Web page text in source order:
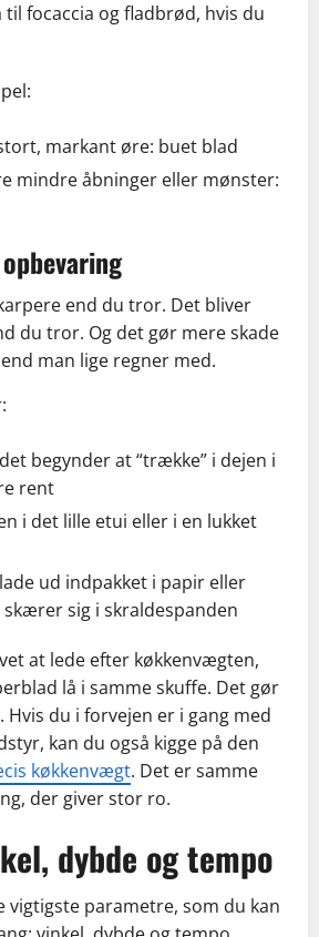
til focaccia og fladbrød, hvis du
markant øre: buet blad
mindre åbninger eller mønster:
end du tror. Det bliver
du tror. Og det gør mere skade
man lige regner med.
begynder at “trække” i dejen i
rent
i det lille etui eller i en lukket
ud indpakket i papir eller
skærer sig i skraldespanden
at lede efter køkkenvægten,
lå i samme skuffe. Det gør
Hvis du i forvejen er i gang med
kan du også kigge på den
køkkenvægt. Det er samme
der giver stor ro.
dybde og tempo
vigtigste parametre, som du kan